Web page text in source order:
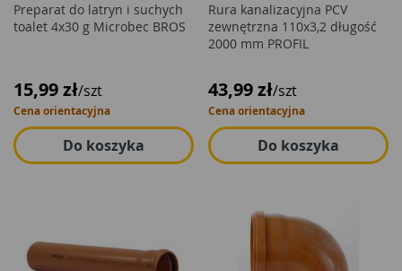
Preparat do latryn i suchych
toalet 4x30 g Microbec BROS
15,99 zł/szt
Cena orientacyjna
Do koszyka
Rura kanalizacyjna PCV
zewnętrzna 110x3,2 długość
2000 mm PROFIL
43,99 zł/szt
Cena orientacyjna
Do koszyka